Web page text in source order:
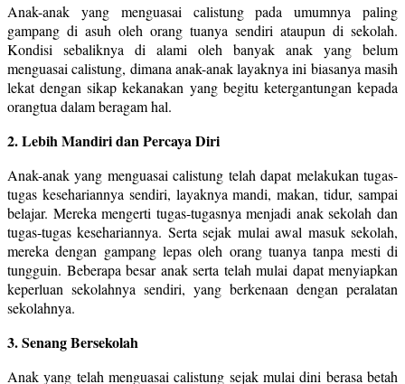
Anak-anak yang menguasai calistung pada umumnya paling
gampang di asuh oleh orang tuanya sendiri ataupun di sekolah.
Kondisi sebaliknya di alami oleh banyak anak yang belum
menguasai calistung, dimana anak-anak layaknya ini biasanya masih
lekat dengan sikap kekanakan yang begitu ketergantungan kepada
orangtua dalam beragam hal.
2. Lebih Mandiri dan Percaya Diri
Anak-anak yang menguasai calistung telah dapat melakukan tugas-
tugas kesehariannya sendiri, layaknya mandi, makan, tidur, sampai
belajar. Mereka mengerti tugas-tugasnya menjadi anak sekolah dan
tugas-tugas kesehariannya. Serta sejak mulai awal masuk sekolah,
mereka dengan gampang lepas oleh orang tuanya tanpa mesti di
tungguin. Beberapa besar anak serta telah mulai dapat menyiapkan
keperluan sekolahnya sendiri, yang berkenaan dengan peralatan
sekolahnya.
3. Senang Bersekolah
Anak yang telah menguasai calistung sejak mulai dini berasa betah